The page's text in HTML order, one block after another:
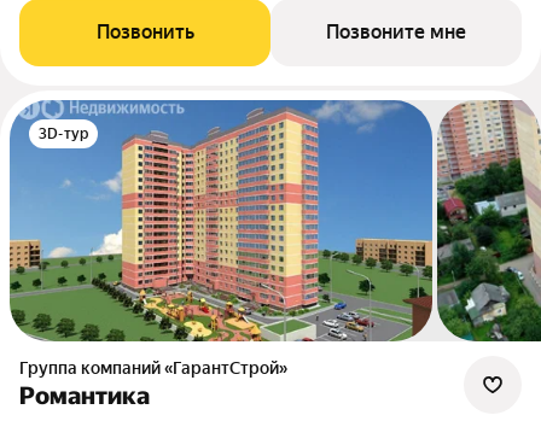
Позвонить Позвоните мне
3D-тур
Группа компаний «ГарантСтрой»
Романтика